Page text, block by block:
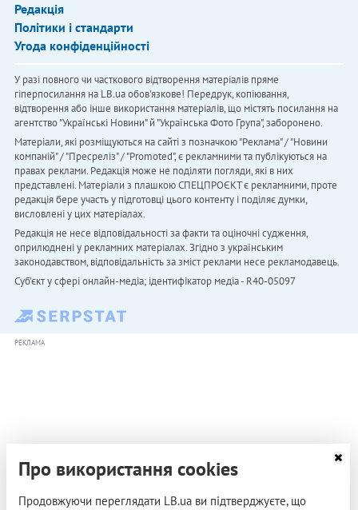
Редакція
Політики і стандарти
Угода конфіденційності
У разі повного чи часткового відтворення матеріалів пряме
гіперпосилання на LB.ua обов'язкове! Передрук, копіювання,
відтворення або інше використання матеріалів, що містять посилання на
агентство "Українськi Новини" й "Українська Фото Група", заборонено.
Матеріали, які розміщуються на сайті з позначкою "Реклама" / "Новини
компаній" / "Пресреліз" / "Promoted", є рекламними та публікуються на
правах реклами. Редакція може не поділяти погляди, які в них
представлені. Матеріали з плашкою СПЕЦПРОЄКТ є рекламними, проте
редакція бере участь у підготовці цього контенту і поділяє думки,
висловлені у цих матеріалах.
Редакція не несе відповідальності за факти та оціночні судження,
оприлюднені у рекламних матеріалах. Згідно з українським
законодавством, відповідальність за зміст реклами несе рекламодавець.
Cуб'єкт у сфері онлайн-медіа; ідентифікатор медіа - R40-05097
РЕКЛАМА
Про використання cookies
Продовжуючи переглядати LB.ua ви підтверджуєте, що